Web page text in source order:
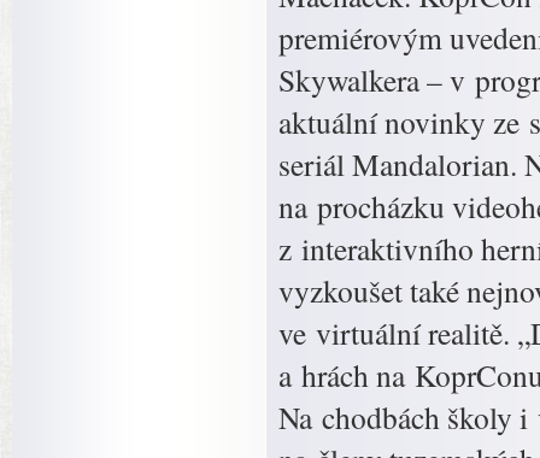
premiérovým
Skywalkera – v
aktuální novinky ze
seriál Mandalorian.
na procházku
z interaktivního
vyzkoušet také
ve virtuální realitě.
a hrách na
Na chodbách školy